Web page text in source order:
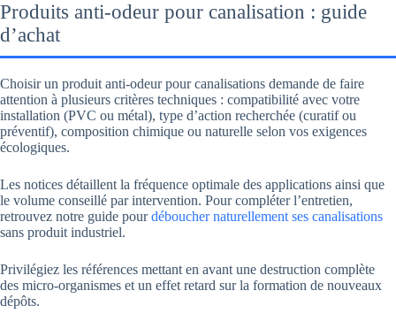
Produits anti-odeur pour canalisation : guide
d’achat
Choisir un produit anti-odeur pour canalisations demande de faire
attention à plusieurs critères techniques : compatibilité avec votre
installation (PVC ou métal), type d’action recherchée (curatif ou
préventif), composition chimique ou naturelle selon vos exigences
écologiques.
Les notices détaillent la fréquence optimale des applications ainsi que
le volume conseillé par intervention. Pour compléter l’entretien,
retrouvez notre guide pourdéboucher naturellement ses canalisations
sans produit industriel.
Privilégiez les références mettant en avant une destruction complète
des micro-organismes et un effet retard sur la formation de nouveaux
dépôts.